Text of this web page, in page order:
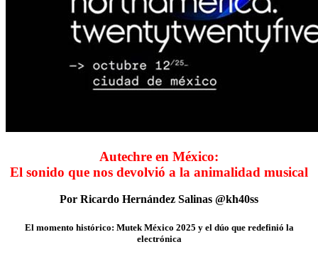
Autechre en México:
El sonido que nos devolvió a la animalidad musical
Por Ricardo Hernández Salinas @kh40ss
El momento histórico: Mutek México 2025 y el dúo que redefinió la
electrónica